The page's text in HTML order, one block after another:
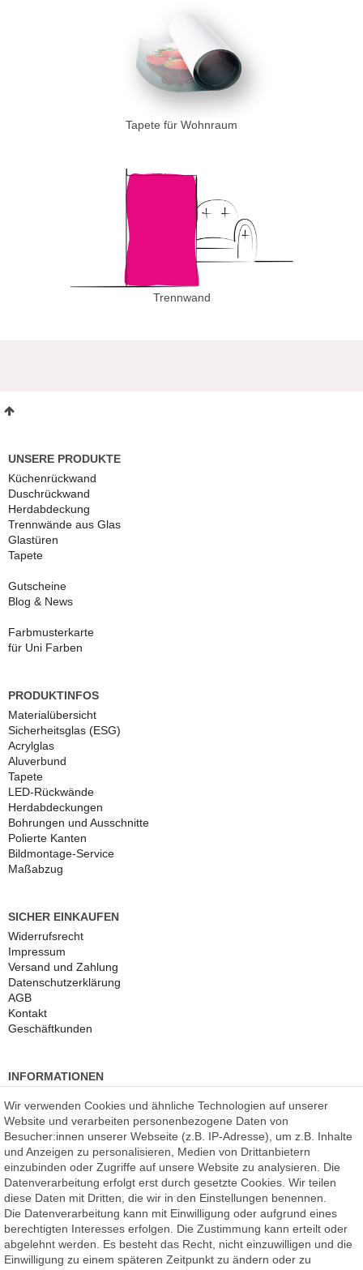
Tapete für Wohnraum
Trennwand
UNSERE PRODUKTE
Küchenrückwand
Duschrückwand
Herdabdeckung
Trennwände aus Glas
Glastüren
Tapete
Gutscheine
Blog & News
Farbmusterkarte
für Uni Farben
PRODUKTINFOS
Materialübersicht
Sicherheitsglas (ESG)
Acrylglas
Aluverbund
Tapete
LED-Rückwände
Herdabdeckungen
Bohrungen und Ausschnitte
Polierte Kanten
Bildmontage-Service
Maßabzug
SICHER EINKAUFEN
Widerrufs­recht
Impressum
Versand und Zahlung
Daten­schutz­erklärung
AGB
Kontakt
Geschäftkunden
INFORMATIONEN
Kauf auf Rechnung
Datenschutz
Kostenlose Beratung
SSL Verschlüsselung
Händlerbund-Mitglied
ROOMPIXXeine Marke der
F.A.R.B. Digitaldruck GmbH
Chemnitzer Straße 12a
09235 Burkhardtsdorf
Wir verwenden Cookies und ähnliche Technologien auf unserer
Website und verarbeiten personenbezogene Daten von
Besucher:innen unserer Webseite (z.B. IP-Adresse), um z.B. Inhalte
und Anzeigen zu personalisieren, Medien von Drittanbietern
einzubinden oder Zugriffe auf unsere Website zu analysieren. Die
Datenverarbeitung erfolgt erst durch gesetzte Cookies. Wir teilen
diese Daten mit Dritten, die wir in den Einstellungen benennen.
Die Datenverarbeitung kann mit Einwilligung oder aufgrund eines
berechtigten Interesses erfolgen. Die Zustimmung kann erteilt oder
abgelehnt werden. Es besteht das Recht, nicht einzuwilligen und die
Einwilligung zu einem späteren Zeitpunkt zu ändern oder zu